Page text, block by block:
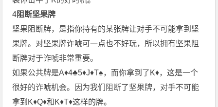
4阻断坚果牌
坚果阻断牌，是指你持有的某张牌让对手不可能拿到坚
果牌。对坚果牌诈唬可一点也不好玩，所以拥有坚果阻
断牌对于诈唬非常重要。
如果公共牌是A♦4♣5♦J♦T♠，而你拿到了K♦，这是一个
很好的诈唬机会。因为我们阻断了坚果牌，对手不可能
拿到K♦Q♦和K♦T♦这样的牌。